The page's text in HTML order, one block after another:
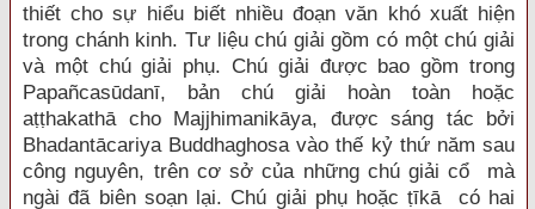
thiết cho sự hiểu biết nhiều đoạn văn khó xuất hiện
trong chánh kinh. Tư liệu chú giải gồm có một chú giải
và một chú giải phụ. Chú giải được bao gồm trong
Papañcasūdanī, bản chú giải hoàn toàn hoặc
aṭṭhakathā cho Majjhimanikāya, được sáng tác bởi
Bhadantācariya Buddhaghosa vào thế kỷ thứ năm sau
công nguyên, trên cơ sở của những chú giải cổ mà
ngài đã biên soạn lại. Chú giải phụ hoặcṭīkā có hai